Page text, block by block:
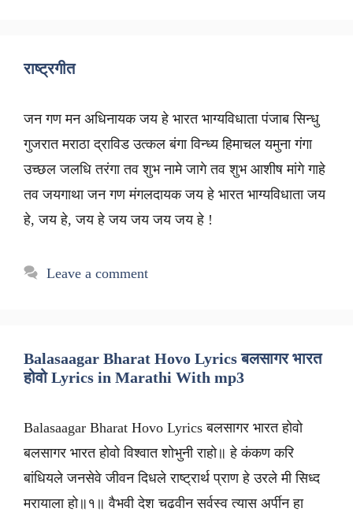
राष्ट्रगीत
जन गण मन अधिनायक जय हे भारत भाग्यविधाता पंजाब सिन्धु
गुजरात मराठा द्राविड उत्कल बंगा विन्ध्य हिमाचल यमुना गंगा
उच्छल जलधि तरंगा तव शुभ नामे जागे तव शुभ आशीष मांगे गाहे
तव जयगाथा जन गण मंगलदायक जय हे भारत भाग्यविधाता जय
हे, जय हे, जय हे जय जय जय जय हे !
Leave a comment
Balasaagar Bharat Hovo Lyrics बलसागर भारत
होवो Lyrics in Marathi With mp3
Balasaagar Bharat Hovo Lyrics बलसागर भारत होवो
बलसागर भारत होवो विश्वात शोभुनी राहो॥ हे कंकण करि
बांधियले जनसेवे जीवन दिधले राष्ट्रार्थ प्राण हे उरले मी सिध्द
मरायाला हो॥१॥ वैभवी देश चढवीन सर्वस्व त्यास अर्पीन हा